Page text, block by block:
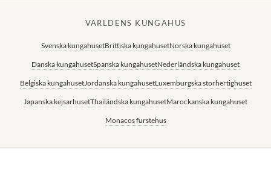
VÄRLDENS KUNGAHUS
Svenska kungahusetBrittiska kungahusetNorska kungahuset
Danska kungahusetSpanska kungahusetNederländska kungahuset
Belgiska kungahusetJordanska kungahusetLuxemburgska storhertighuset
Japanska kejsarhusetThailändska kungahusetMarockanska kungahuset
Monacos furstehus